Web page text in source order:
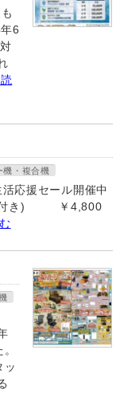
6
機・複合機
応援セール開催中
納付き) ￥4,800
ッ